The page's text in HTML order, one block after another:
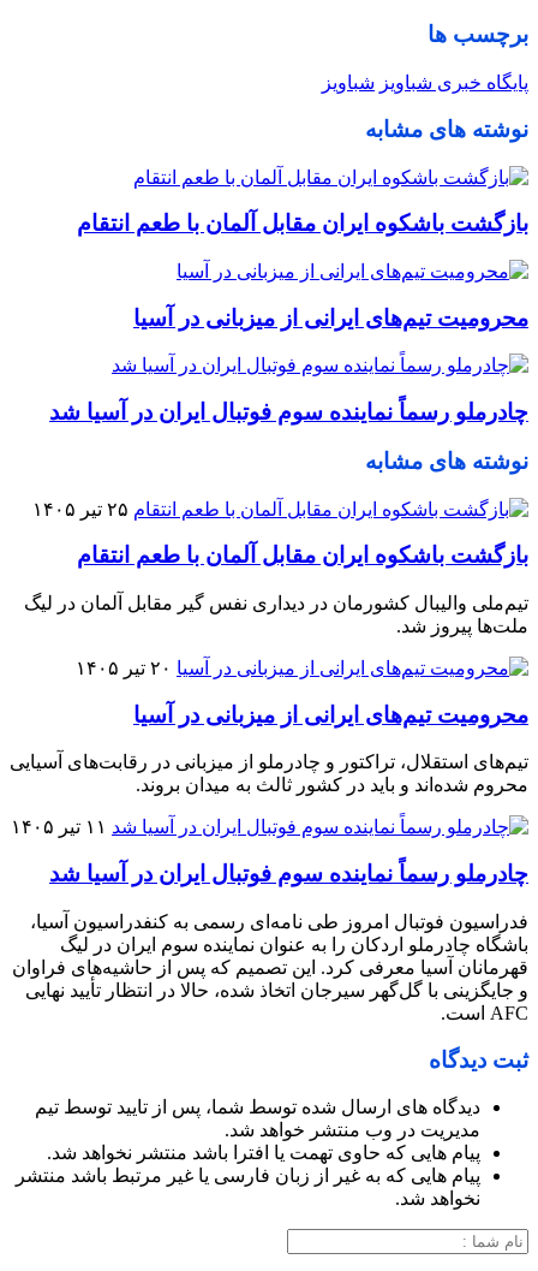
برچسب ها
پایگاه خبری شباویز شباویز
نوشته های مشابه
بازگشت باشکوه ایران مقابل آلمان با طعم انتقام
محرومیت تیم‌های ایرانی از میزبانی در آسیا
چادرملو رسماً نماینده سوم فوتبال ایران در آسیا شد
نوشته های مشابه
۲۵ تیر ۱۴۰۵
بازگشت باشکوه ایران مقابل آلمان با طعم انتقام
تیم‌ملی والیبال کشورمان در دیداری نفس گیر مقابل آلمان در لیگ
ملت‌ها پیروز شد.
۲۰ تیر ۱۴۰۵
محرومیت تیم‌های ایرانی از میزبانی در آسیا
تیم‌های استقلال، تراکتور و چادرملو از میزبانی در رقابت‌های آسیایی
محروم شده‌اند و باید در کشور ثالث به میدان بروند.
۱۱ تیر ۱۴۰۵
چادرملو رسماً نماینده سوم فوتبال ایران در آسیا شد
فدراسیون فوتبال امروز طی نامه‌ای رسمی به کنفدراسیون آسیا،
باشگاه چادرملو اردکان را به عنوان نماینده سوم ایران در لیگ
قهرمانان آسیا معرفی کرد. این تصمیم که پس از حاشیه‌های فراوان
و جایگزینی با گل‌گهر سیرجان اتخاذ شده، حالا در انتظار تأیید نهایی
AFC است.
ثبت دیدگاه
دیدگاه های ارسال شده توسط شما، پس از تایید توسط تیم
مدیریت در وب منتشر خواهد شد.
پیام هایی که حاوی تهمت یا افترا باشد منتشر نخواهد شد.
پیام هایی که به غیر از زبان فارسی یا غیر مرتبط باشد منتشر
نخواهد شد.